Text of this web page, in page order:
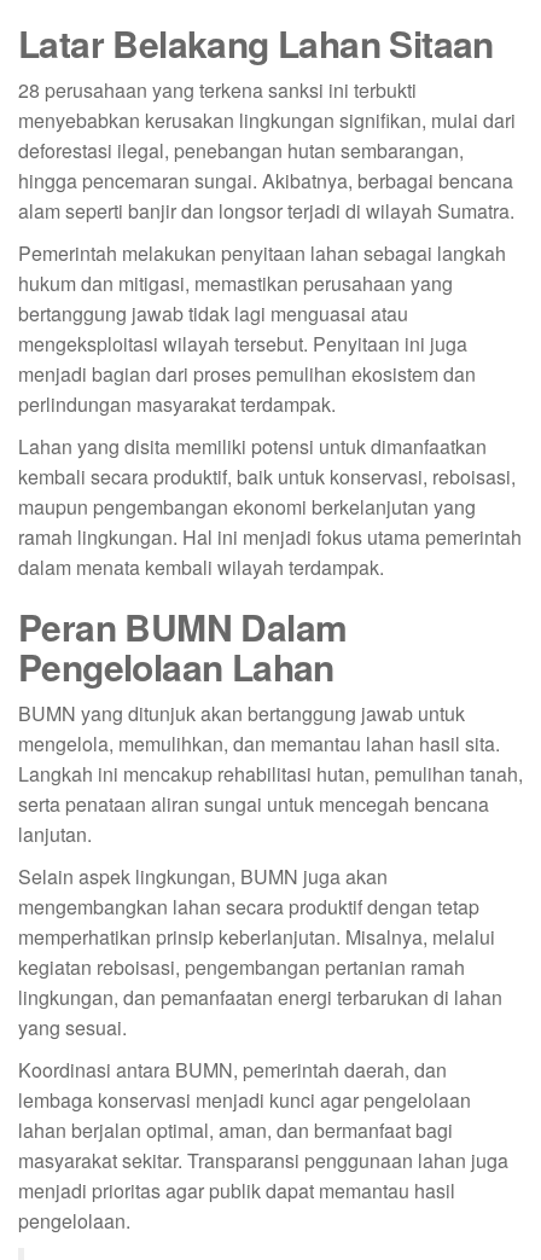
Latar Belakang Lahan Sitaan
28 perusahaan yang terkena sanksi ini terbukti
menyebabkan kerusakan lingkungan signifikan, mulai dari
deforestasi ilegal, penebangan hutan sembarangan,
hingga pencemaran sungai. Akibatnya, berbagai bencana
alam seperti banjir dan longsor terjadi di wilayah Sumatra.
Pemerintah melakukan penyitaan lahan sebagai langkah
hukum dan mitigasi, memastikan perusahaan yang
bertanggung jawab tidak lagi menguasai atau
mengeksploitasi wilayah tersebut. Penyitaan ini juga
menjadi bagian dari proses pemulihan ekosistem dan
perlindungan masyarakat terdampak.
Lahan yang disita memiliki potensi untuk dimanfaatkan
kembali secara produktif, baik untuk konservasi, reboisasi,
maupun pengembangan ekonomi berkelanjutan yang
ramah lingkungan. Hal ini menjadi fokus utama pemerintah
dalam menata kembali wilayah terdampak.
Peran BUMN Dalam
Pengelolaan Lahan
BUMN yang ditunjuk akan bertanggung jawab untuk
mengelola, memulihkan, dan memantau lahan hasil sita.
Langkah ini mencakup rehabilitasi hutan, pemulihan tanah,
serta penataan aliran sungai untuk mencegah bencana
lanjutan.
Selain aspek lingkungan, BUMN juga akan
mengembangkan lahan secara produktif dengan tetap
memperhatikan prinsip keberlanjutan. Misalnya, melalui
kegiatan reboisasi, pengembangan pertanian ramah
lingkungan, dan pemanfaatan energi terbarukan di lahan
yang sesuai.
Koordinasi antara BUMN, pemerintah daerah, dan
lembaga konservasi menjadi kunci agar pengelolaan
lahan berjalan optimal, aman, dan bermanfaat bagi
masyarakat sekitar. Transparansi penggunaan lahan juga
menjadi prioritas agar publik dapat memantau hasil
pengelolaan.